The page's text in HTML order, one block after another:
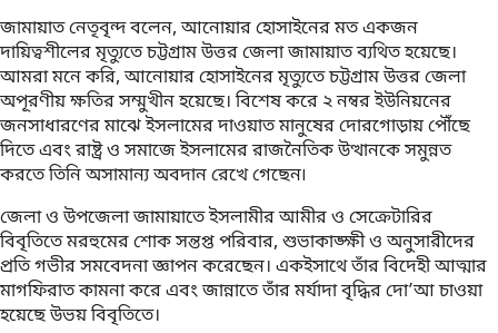
জামায়াত নেতৃবৃন্দ বলেন, আনোয়ার হোসাইনের মত একজন
দায়িত্বশীলের মৃত্যুতে চট্টগ্রাম উত্তর জেলা জামায়াত ব্যথিত হয়েছে।
আমরা মনে করি, আনোয়ার হোসাইনের মৃত্যুতে চট্টগ্রাম উত্তর জেলা
অপূরণীয় ক্ষতির সম্মুখীন হয়েছে। বিশেষ করে ২ নম্বর ইউনিয়নের
জনসাধারণের মাঝে ইসলামের দাওয়াত মানুষের দোরগোড়ায় পৌঁছে
দিতে এবং রাষ্ট্র ও সমাজে ইসলামের রাজনৈতিক উত্থানকে সমুন্নত
করতে তিনি অসামান্য অবদান রেখে গেছেন৷
জেলা ও উপজেলা জামায়াতে ইসলামীর আমীর ও সেক্রেটারির
বিবৃতিতে মরহুমের শোক সন্তপ্ত পরিবার, শুভাকাঙ্ক্ষী ও অনুসারীদের
প্রতি গভীর সমবেদনা জ্ঞাপন করেছেন। একইসাথে তাঁর বিদেহী আত্মার
মাগফিরাত কামনা করে এবং জান্নাতে তাঁর মর্যাদা বৃদ্ধির দো’আ চাওয়া
হয়েছে উভয় বিবৃতিতে।